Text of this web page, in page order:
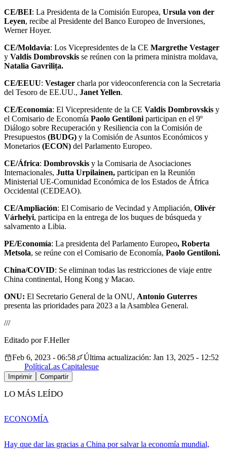
CE/BEI: La Presidenta de la Comisión Europea, Ursula von der
Leyen, recibe al Presidente del Banco Europeo de Inversiones,
Werner Hoyer.
CE/Moldavia: Los Vicepresidentes de la CE Margrethe Vestager
y Valdis Dombrovskis se reúnen con la primera ministra moldava,
Natalia Gavrilița.
CE/EEUU: Vestager charla por videoconferencia con la Secretaria
del Tesoro de EE.UU., Janet Yellen.
CE/Economía: El Vicepresidente de la CE Valdis Dombrovskis y
el Comisario de Economía Paolo Gentiloni participan en el 9º
Diálogo sobre Recuperación y Resiliencia con la Comisión de
Presupuestos (BUDG) y la Comisión de Asuntos Económicos y
Monetarios (ECON) del Parlamento Europeo.
CE/África: Dombrovskis y la Comisaria de Asociaciones
Internacionales, Jutta Urpilainen, participan en la Reunión
Ministerial UE-Comunidad Económica de los Estados de África
Occidental (CEDEAO).
CE/Ampliación: El Comisario de Vecindad y Ampliación, Olivér
Várhelyi, participa en la entrega de los buques de búsqueda y
salvamento a Libia.
PE/Economía: La presidenta del Parlamento Europeo, Roberta
Metsola, se reúne con el Comisario de Economía, Paolo Gentiloni.
China/COVID: Se eliminan todas las restricciones de viaje entre
China continental, Hong Kong y Macao.
ONU: El Secretario General de la ONU, Antonio Guterres
presenta las prioridades para 2023 a la Asamblea General.
///
Editado por F.Heller
Feb 6, 2023 - 06:58
Última actualización: Jan 13, 2025 - 12:52
PolíticaLas Capitalesue
Imprimir Compartir
LO MÁS LEÍDO
Hay que dar las gracias a China por salvar la economía mundial,
ECONOMÍA